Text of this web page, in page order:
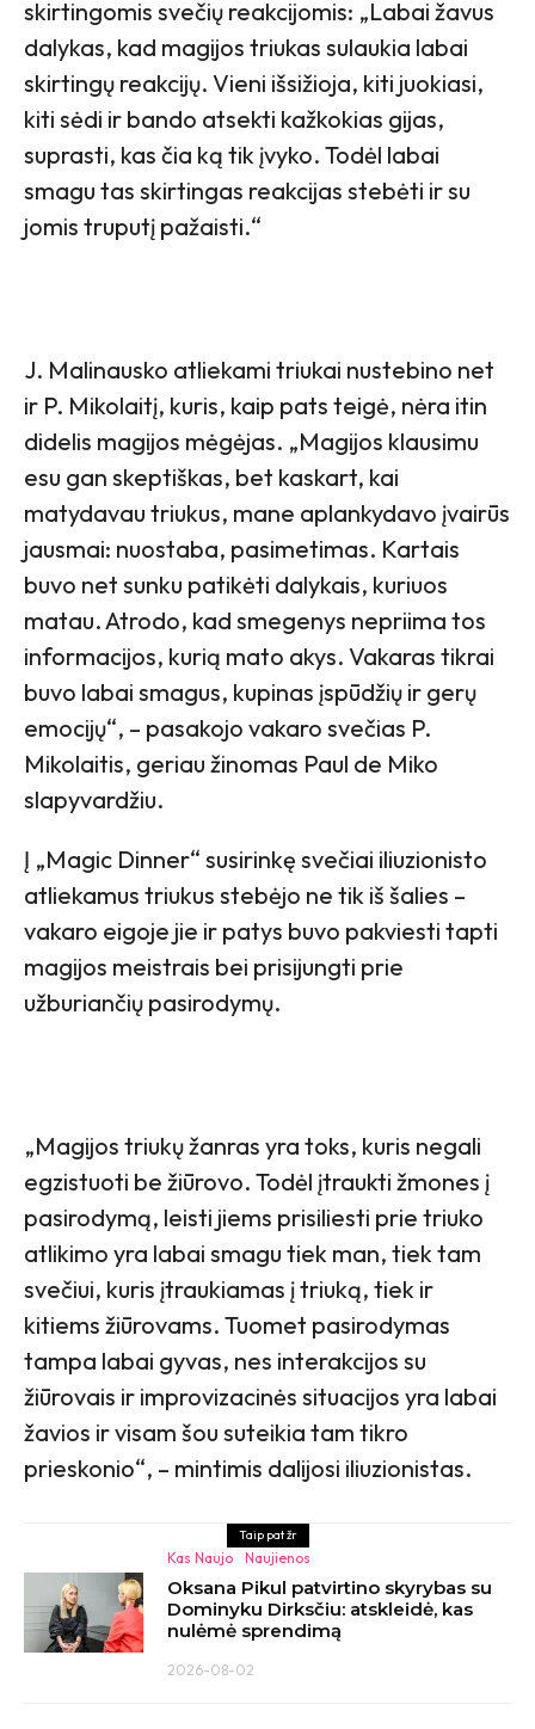
skirtingomis svečių reakcijomis: „Labai žavus
dalykas, kad magijos triukas sulaukia labai
skirtingų reakcijų. Vieni išsižioja, kiti juokiasi,
kiti sėdi ir bando atsekti kažkokias gijas,
suprasti, kas čia ką tik įvyko. Todėl labai
smagu tas skirtingas reakcijas stebėti ir su
jomis truputį pažaisti.“
J. Malinausko atliekami triukai nustebino net
ir P. Mikolaitį, kuris, kaip pats teigė, nėra itin
didelis magijos mėgėjas. „Magijos klausimu
esu gan skeptiškas, bet kaskart, kai
matydavau triukus, mane aplankydavo įvairūs
jausmai: nuostaba, pasimetimas. Kartais
buvo net sunku patikėti dalykais, kuriuos
matau. Atrodo, kad smegenys nepriima tos
informacijos, kurią mato akys. Vakaras tikrai
buvo labai smagus, kupinas įspūdžių ir gerų
emocijų“, – pasakojo vakaro svečias P.
Mikolaitis, geriau žinomas Paul de Miko
slapyvardžiu.
Į „Magic Dinner“ susirinkę svečiai iliuzionisto
atliekamus triukus stebėjo ne tik iš šalies –
vakaro eigoje jie ir patys buvo pakviesti tapti
magijos meistrais bei prisijungti prie
užburiančių pasirodymų.
„Magijos triukų žanras yra toks, kuris negali
egzistuoti be žiūrovo. Todėl įtraukti žmones į
pasirodymą, leisti jiems prisiliesti prie triuko
atlikimo yra labai smagu tiek man, tiek tam
svečiui, kuris įtraukiamas į triuką, tiek ir
kitiems žiūrovams. Tuomet pasirodymas
tampa labai gyvas, nes interakcijos su
žiūrovais ir improvizacinės situacijos yra labai
žavios ir visam šou suteikia tam tikro
prieskonio“, – mintimis dalijosi iliuzionistas.
Taip pat žr
Kas Naujo Naujienos
Oksana Pikul patvirtino skyrybas su
Dominyku Dirksčiu: atskleidė, kas
nulėmė sprendimą
2026-08-02